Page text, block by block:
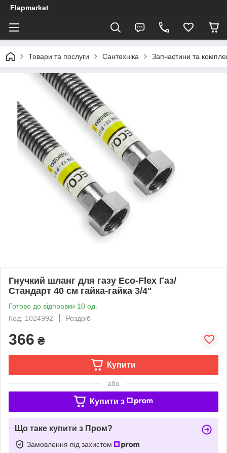
Flapmarket
Товари та послуги Сантехніка Запчастини та
Гнучкий шланг для газу Eco-Flex Газ/
Стандарт 40 см гайка-гайка 3/4"
Готово до відправки 10 од.
Код: 1024992
Роздріб
366 ₴
Купити
або
Купити з
Що таке купити з Пром?
Замовлення під захистом